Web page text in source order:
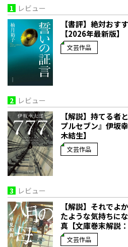
1 レビュー
【書評】絶対お
【2026年最新版】
文芸作品
2 レビュー
【解説】持てる者
プルセブン』伊坂
木結生】
文芸作品
3 レビュー
【解説】それでよ
たような気持ちに
真【文庫巻末解説：
文芸作品